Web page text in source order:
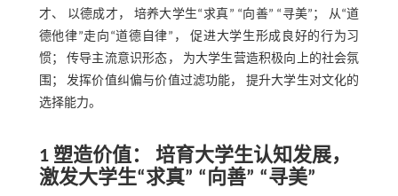
才、 以德成才， 培养大学生“求真” “向善” “寻美”； 从“道
德他律”走向“道德自律”， 促进大学生形成良好的行为习
惯； 传导主流意识形态， 为大学生营造积极向上的社会氛
围； 发挥价值纠偏与价值过滤功能， 提升大学生对文化的
选择能力。
1 塑造价值： 培育大学生认知发展，
激发大学生“求真” “向善” “寻美”